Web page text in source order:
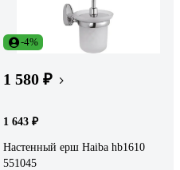
-4%
1 580 ₽
1 643 ₽
Настенный ерш Haiba hb1610
551045